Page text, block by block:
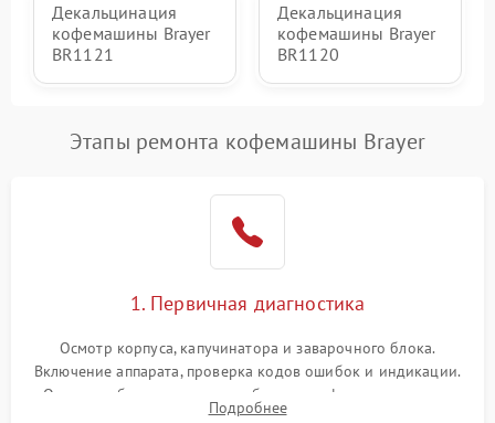
Декальцинация
кофемашины Brayer
BR1121
Декальцинация
кофемашины Brayer
BR1120
Этапы ремонта кофемашины Brayer
1. Первичная диагностика
Осмотр корпуса, капучинатора и заварочного блока.
Включение аппарата, проверка кодов ошибок и индикации.
Оценка работы помпы, термоблока и кофемолки на слух.
Измерение температуры и давления воды для выявления
Подробнее